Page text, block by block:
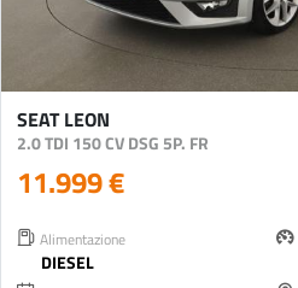
SEAT LEON
2.0 TDI 150 CV DSG 5P. FR
11.999 €
Alimentazione
DIESEL